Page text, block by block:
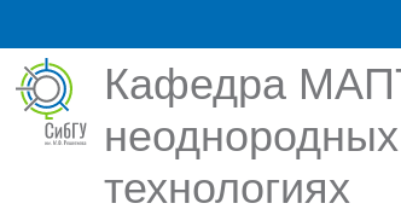
Кафедра
технологиях